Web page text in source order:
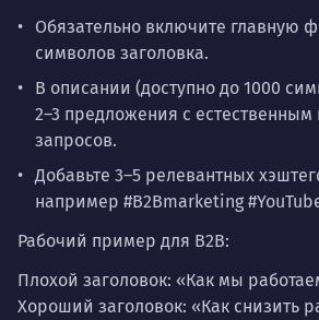
Обязательно включите главную
символов заголовка.
В описании (доступно до 1000
2–3 предложения с
запросов.
Добавьте 3–5 релевантных
например #B2Bmarketing
Рабочий пример для B2B:
Плохой заголовок: «Как мы
Хороший заголовок: «Как снизить